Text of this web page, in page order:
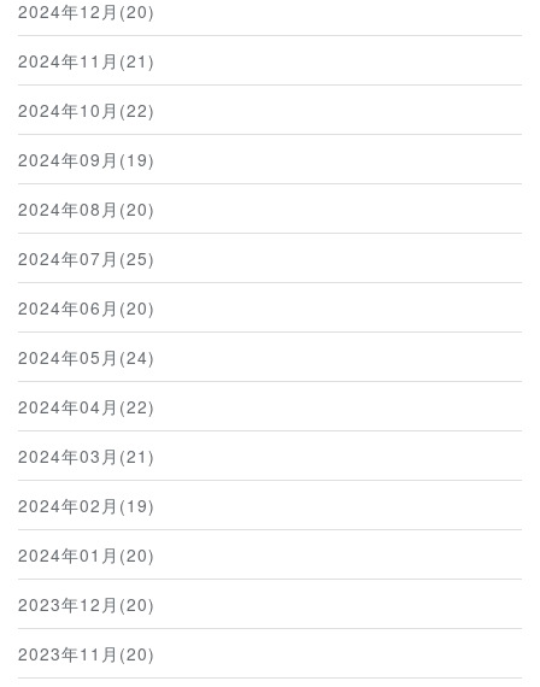
2024年12月(20)
2024年11月(21)
2024年10月(22)
2024年09月(19)
2024年08月(20)
2024年07月(25)
2024年06月(20)
2024年05月(24)
2024年04月(22)
2024年03月(21)
2024年02月(19)
2024年01月(20)
2023年12月(20)
2023年11月(20)